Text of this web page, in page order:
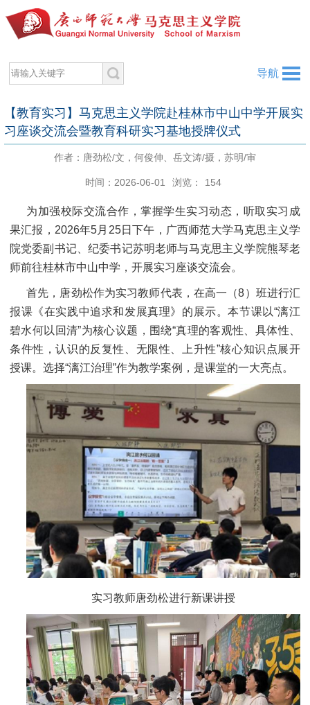
导航
【教育实习】马克思主义学院赴桂林市中山中学开展实
习座谈交流会暨教育科研实习基地授牌仪式
作者：唐劲松/文，何俊伸、岳文涛/摄，苏明/审
时间：2026-06-01 浏览： 154
为加强校际交流合作，掌握学生实习动态，听取实习成
果汇报，2026年5月25日下午，广西师范大学马克思主义学
院党委副书记、纪委书记苏明老师与马克思主义学院熊琴老
师前往桂林市中山中学，开展实习座谈交流会。
首先，唐劲松作为实习教师代表，在高一（8）班进行汇
报课《在实践中追求和发展真理》的展示。本节课以“漓江
碧水何以回清”为核心议题，围绕“真理的客观性、具体性、
条件性，认识的反复性、无限性、上升性”核心知识点展开
授课。选择“漓江治理”作为教学案例，是课堂的一大亮点。
实习教师唐劲松进行新课讲授